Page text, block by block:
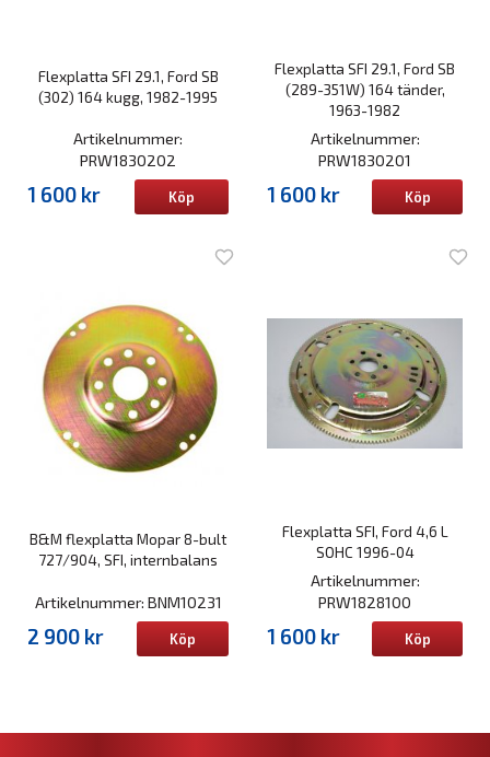
Flexplatta SFI 29.1, Ford SB
(302) 164 kugg, 1982-1995
Artikelnummer:
PRW1830202
1 600 kr Köp
Flexplatta SFI 29.1, Ford SB
(289-351W) 164 tänder,
1963-1982
Artikelnummer:
PRW1830201
1 600 kr Köp
B&M flexplatta Mopar 8-bult
727/904, SFI, internbalans
Artikelnummer: BNM10231
2 900 kr Köp
Flexplatta SFI, Ford 4,6 L
SOHC 1996-04
Artikelnummer:
PRW1828100
1 600 kr Köp